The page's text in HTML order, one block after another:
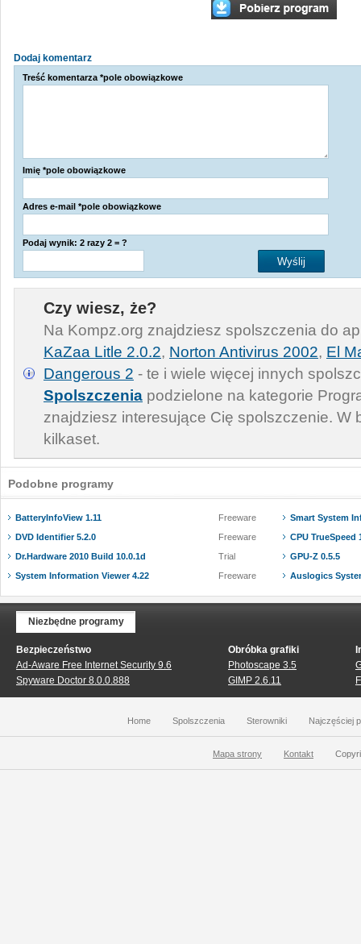
Dodaj komentarz
Treść komentarza *pole obowiązkowe
Imię *pole obowiązkowe
Adres e-mail *pole obowiązkowe
Podaj wynik: 2 razy 2 = ?
Czy wiesz, że?
Na Kompz.org znajdziesz spolszczenia do
KaZaa Litle 2.0.2, Norton Antivirus 2002, El
Dangerous 2 - te i wiele więcej innych
Spolszczenia podzielone na kategorie
znajdziesz interesujące Cię spolszczenie. W
kilkaset.
Podobne programy
BatteryInfoView 1.11
Freeware
DVD Identifier 5.2.0
Freeware
Dr.Hardware 2010 Build 10.0.1d
Trial
System Information Viewer 4.22
Freeware
Smart System
CPU TrueSpeed
GPU-Z 0.5.5
Auslogics
Niezbędne programy
Bezpieczeństwo
Ad-Aware Free Internet Security 9.6
Spyware Doctor 8.0.0.888
Obróbka grafiki
Photoscape 3.5
GIMP 2.6.11
Home Spolszczenia Sterowniki Najczęściej
Mapa strony Kontakt